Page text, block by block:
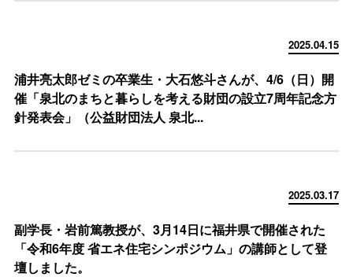
2025.04.15
浦井亮太郎ゼミの卒業生・大石悠斗さんが、4/6（日）開
催「泉北のまちと暮らしを考える財団の設立7周年記念方
針発表会」（公益財団法人 泉北...
2025.03.17
副学長・岩前篤教授が、3月14日に福井県で開催された
「令和6年度 省エネ住宅シンポジウム」の講師として登
壇しました。